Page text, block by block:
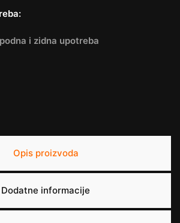
i zidna upotreba
Opis proizvoda
Dodatne informacije